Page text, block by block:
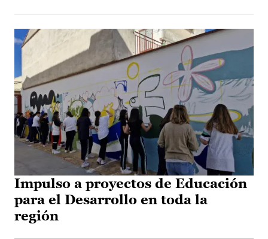
Impulso a proyectos de Educación
para el Desarrollo en toda la
región